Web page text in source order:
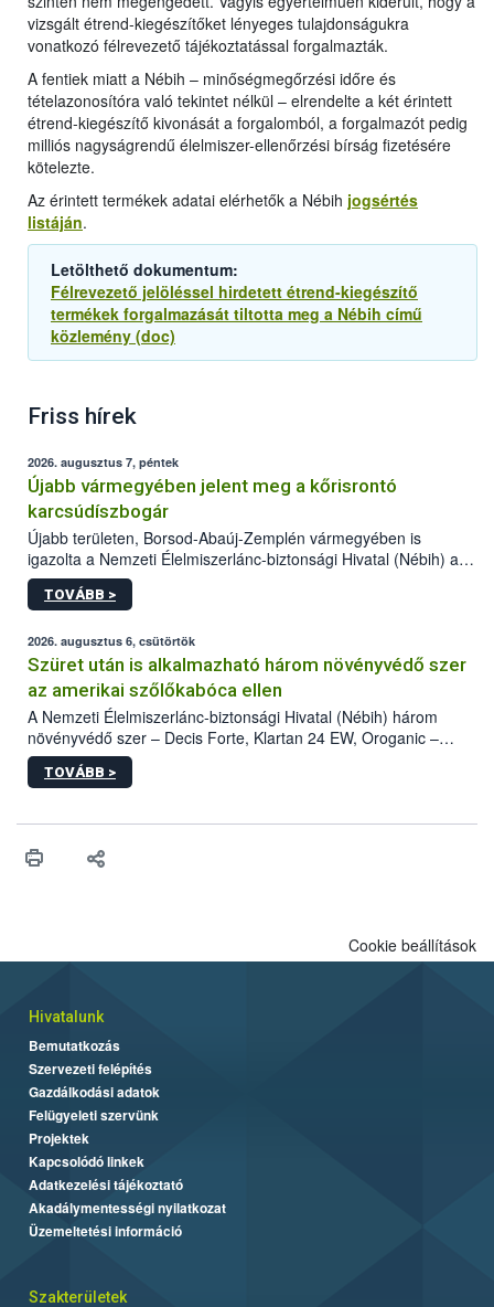
vizsgált étrend-kiegészítőket lényeges tulajdonságukra
vonatkozó félrevezető tájékoztatással forgalmazták.
A fentiek miatt a Nébih – minőségmegőrzési időre és
tételazonosítóra való tekintet nélkül – elrendelte a két érintett
étrend-kiegészítő kivonását a forgalomból, a forgalmazót pedig
milliós nagyságrendű élelmiszer-ellenőrzési bírság fizetésére
kötelezte.
Az érintett termékek adatai elérhetők a Nébih jogsértés
listáján.
Letölthető dokumentum:
Félrevezető jelöléssel hirdetett étrend-kiegészítő
termékek forgalmazását tiltotta meg a Nébih című
közlemény (doc)
Friss hírek
2026. augusztus 7, péntek
Újabb vármegyében jelent meg a kőrisrontó
karcsúdíszbogár
Újabb területen, Borsod-Abaúj-Zemplén vármegyében is
igazolta a Nemzeti Élelmiszerlánc-biztonsági Hivatal (Nébih) a
kőrisrontó karcsúdíszbogár (Agrilus planipennis) jelenlétét. A
kártevőt nem csak színcsapdában találták meg, de már fertőzött
az intenzív felderítést, emellett az intézkedéseket a szlovák
hatósággal is összehangolják a terjedés megállítása érdekében.
TOVÁBB >
2026. augusztus 6, csütörtök
Szüret után is alkalmazható három növényvédő szer
az amerikai szőlőkabóca ellen
A Nemzeti Élelmiszerlánc-biztonsági Hivatal (Nébih) három
növényvédő szer – Decis Forte, Klartan 24 EW, Oroganic –
engedélyokiratát módosította, így azok a szüretet követően,
egészen a vesszőérettség (BBCH 91) stádiumáig
érésű szőlőkben is legyen lehetőség a károsító elleni további
felhasználók számára is elérhető és ökológiai termesztésben is
TOVÁBB >
Cookie beállítások
Hivatalunk
Bemutatkozás
Szervezeti felépítés
Gazdálkodási adatok
Felügyeleti szervünk
Projektek
Kapcsolódó linkek
Adatkezelési tájékoztató
Akadálymentességi nyilatkozat
Üzemeltetési információ
Szakterületek